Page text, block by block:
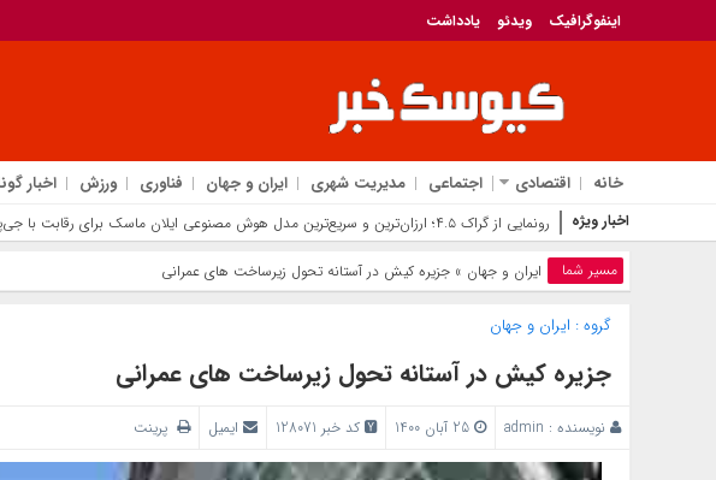
اینفوگرافیک ویدئو یادداشت
خانه اقتصادی اجتماعی مدیریت شهری ایران و جهان فناوری ورزش اخبار
اخبار ویژه ا
مسیر شما ایران و جهان » جزیره کیش در آستانه تحول زیرساخت های عمرانی
گروه : ایران و جهان
جزیره کیش در آستانه تحول زیرساخت های عمرانی
نویسنده : admin کد خبر 128071 ایمیل پرینت